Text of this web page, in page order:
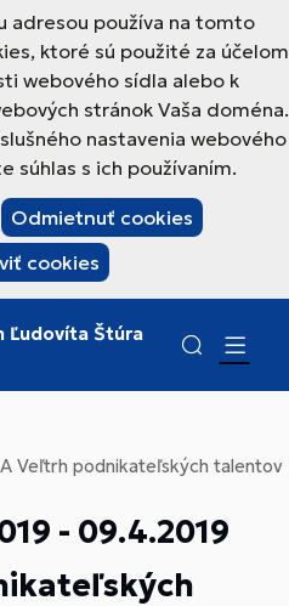
adresou používa na tomto
ktoré sú použité za účelom
webového sídla alebo k
stránok Vaša doména.
nastavenia webového
súhlas s ich používaním.
Odmietnuť cookies
cookies
Ľudovíta Štúra
Veľtrh podnikateľských talentov
- 09.4.2019